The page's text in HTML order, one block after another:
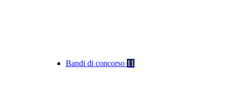
Bandi di concorso 11